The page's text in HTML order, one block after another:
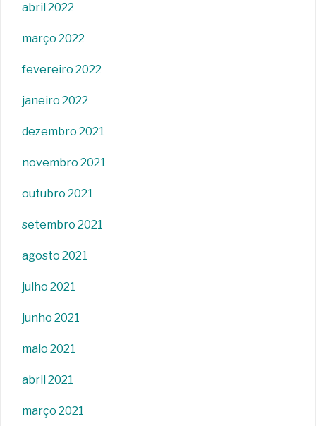
abril 2022
março 2022
fevereiro 2022
janeiro 2022
dezembro 2021
novembro 2021
outubro 2021
setembro 2021
agosto 2021
julho 2021
junho 2021
maio 2021
abril 2021
março 2021